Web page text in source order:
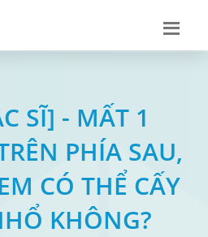
SĨ] - MẤT 1
PHÍA SAU,
CÓ THỂ CẤY
KHÔNG?